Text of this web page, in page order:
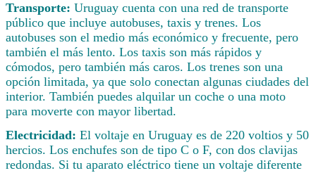
Transporte: Uruguay cuenta con una red de transporte
público que incluye autobuses, taxis y trenes. Los
autobuses son el medio más económico y frecuente, pero
también el más lento. Los taxis son más rápidos y
cómodos, pero también más caros. Los trenes son una
opción limitada, ya que solo conectan algunas ciudades del
interior. También puedes alquilar un coche o una moto
para moverte con mayor libertad.
Electricidad: El voltaje en Uruguay es de 220 voltios y 50
hercios. Los enchufes son de tipo C o F, con dos clavijas
redondas. Si tu aparato eléctrico tiene un voltaje diferente